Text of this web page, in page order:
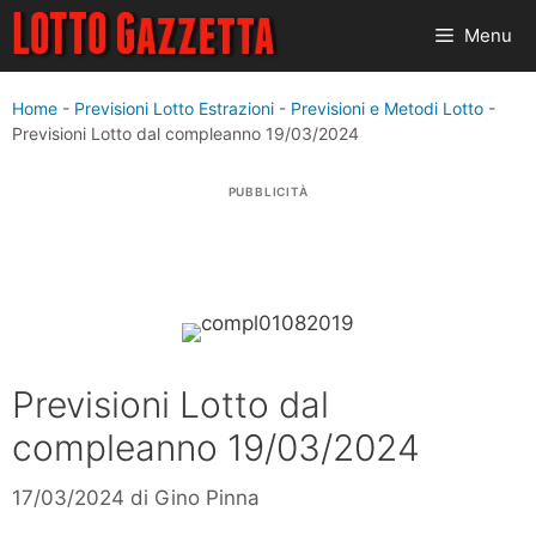
Vai
contenuto
Menu
Home - Previsioni Lotto Estrazioni - Previsioni e Metodi Lotto -
Previsioni Lotto dal compleanno 19/03/2024
PUBBLICITÀ
Previsioni Lotto dal
compleanno 19/03/2024
17/03/2024 di Gino Pinna